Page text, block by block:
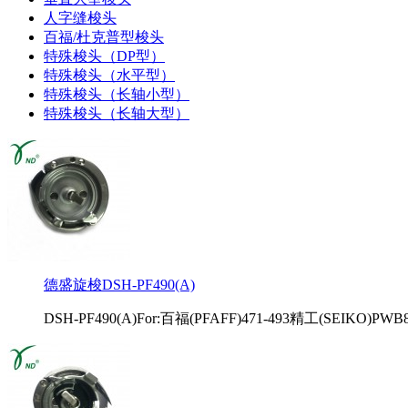
人字缝梭头
百福/杜克普型梭头
特殊梭头（DP型）
特殊梭头（水平型）
特殊梭头（长轴小型）
特殊梭头（长轴大型）
德盛旋梭DSH-PF490(A)
DSH-PF490(A)For:百福(PFAFF)471-493精工